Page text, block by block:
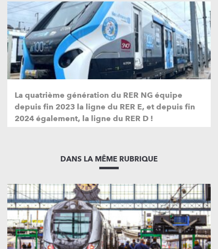
La quatrième génération du RER NG équipe
depuis fin 2023 la ligne du RER E, et depuis fin
2024 également, la ligne du RER D !
DANS LA MÊME RUBRIQUE